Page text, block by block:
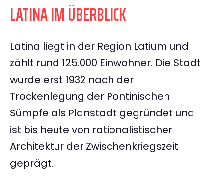
LATINA IM ÜBERBLICK
Latina liegt in der Region Latium und
zählt rund 125.000 Einwohner. Die Stadt
wurde erst 1932 nach der
Trockenlegung der Pontinischen
Sümpfe als Planstadt gegründet und
ist bis heute von rationalistischer
Architektur der Zwischenkriegszeit
geprägt.